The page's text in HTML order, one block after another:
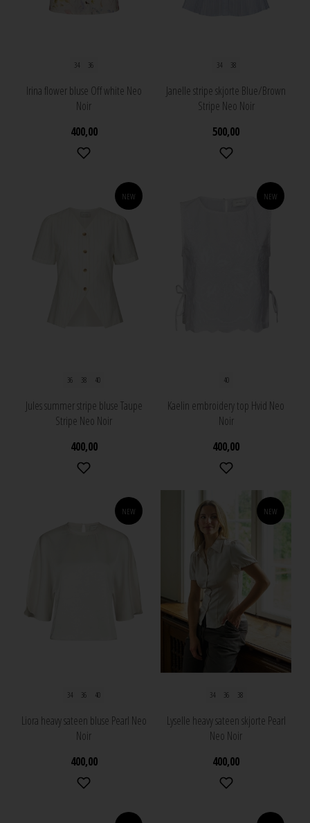
34 36
Irina flower bluse Off white Neo
Noir
400,00
34 38
Janelle stripe skjorte Blue/Brown
Stripe Neo Noir
500,00
NEW
36 38 40
Jules summer stripe bluse Taupe
Stripe Neo Noir
400,00
NEW
40
Kaelin embroidery top Hvid Neo
Noir
400,00
NEW
34 36 40
Liora heavy sateen bluse Pearl Neo
Noir
400,00
NEW
34 36 38
Lyselle heavy sateen skjorte Pearl
Neo Noir
400,00